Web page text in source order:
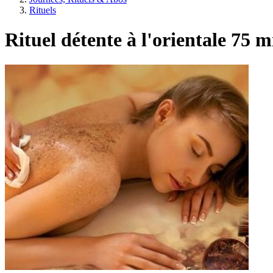
Rituels
Rituel détente à l'orientale 75